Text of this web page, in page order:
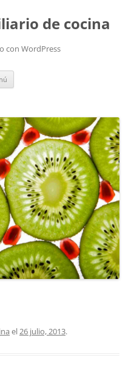
de cocina
con WordPress
el26 julio, 2013.